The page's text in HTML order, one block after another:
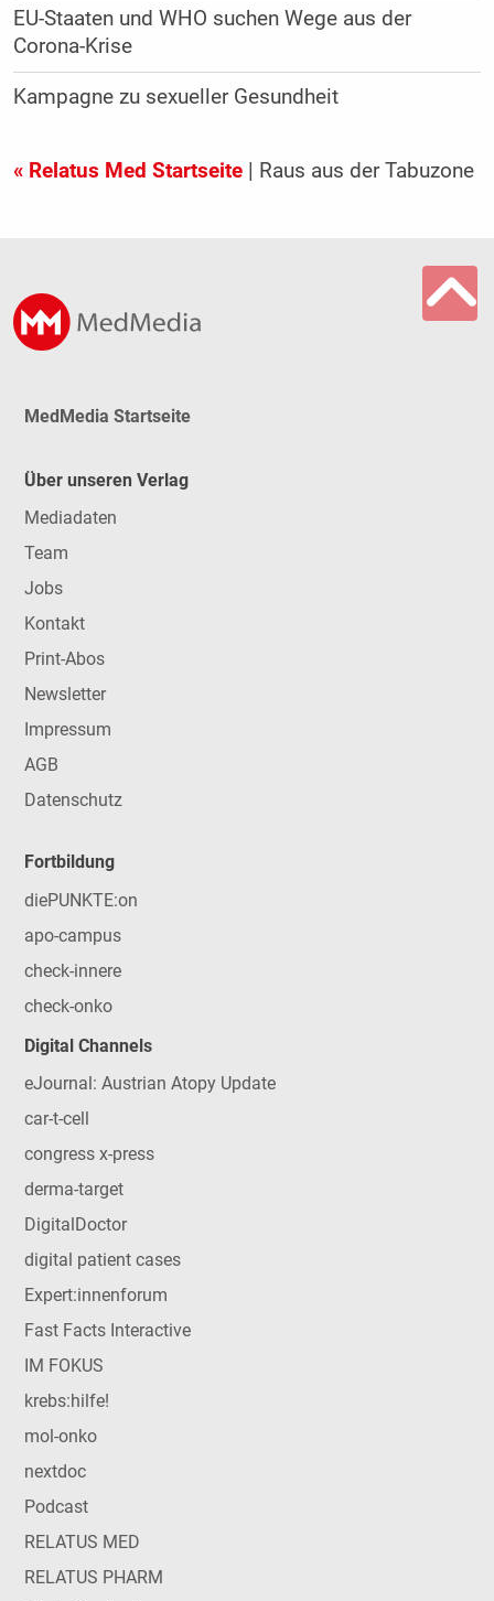
EU-Staaten und WHO suchen Wege aus der
Corona-Krise
Kampagne zu sexueller Gesundheit
« Relatus Med Startseite| Raus aus der Tabuzone
MedMedia Startseite
Über unseren Verlag
Mediadaten
Team
Jobs
Kontakt
Print-Abos
Newsletter
Impressum
AGB
Datenschutz
Fortbildung
diePUNKTE:on
apo-campus
check-innere
check-onko
Digital Channels
eJournal: Austrian Atopy Update
car-t-cell
congress x-press
derma-target
DigitalDoctor
digital patient cases
Expert:innenforum
Fast Facts Interactive
IM FOKUS
krebs:hilfe!
mol-onko
nextdoc
Podcast
RELATUS MED
RELATUS PHARM